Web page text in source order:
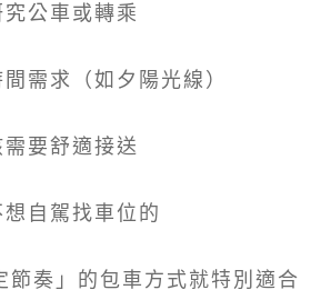
公車或轉乘
需求（如夕陽光線）
要舒適接送
自駕找車位的
節奏」的包車方式就特別適合